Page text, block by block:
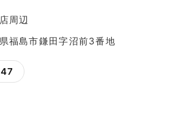
周辺
福島市鎌田字沼前3番地